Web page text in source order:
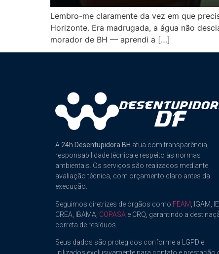
Lembro-me claramente da vez em que
Horizonte. Era madrugada, a água não
morador de BH — aprendi a […]
A24h Desentupidora BH atua com transparência,
responsabilidade técnica e respeito às normas
ambientais. Os serviços são realizados mediante
avaliação técnica, com orçamento claro antes da
execução.
Seguimos diretrizes de órgãos como FEAM , IGAM,
CREA, IBAMA, COPASA e CRQ, garantindo a
correta de resíduos.
Seus dados são protegidos conforme a LGPD e